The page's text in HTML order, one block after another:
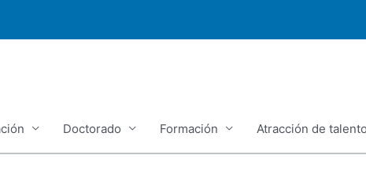
Doctorado Formación Atracción de talento